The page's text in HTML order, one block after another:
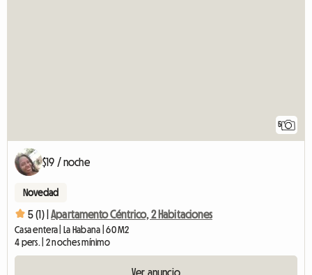
5
$19 / noche
Novedad
5 (1) | Apartamento Céntrico, 2 Habitaciones
Casa entera | La Habana | 60 M2
4 pers. | 2 noches mínimo
Ver anuncio